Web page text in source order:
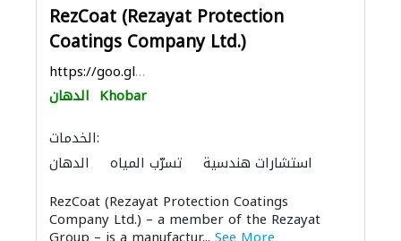
RezCoat (Rezayat Protection
Coatings Company Ltd.)
https://goo.gl/maps/JEeT3f8vSaknUmQXA
الدهان Khobar
الخدمات:
الدهان
تسرّب المياه
استشارات هندسية
RezCoat (Rezayat Protection Coatings
Company Ltd.) – a member of the Rezayat